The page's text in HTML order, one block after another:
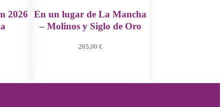
2026
En un lugar de La Mancha
– Molinos y Siglo de Oro
265,00 €